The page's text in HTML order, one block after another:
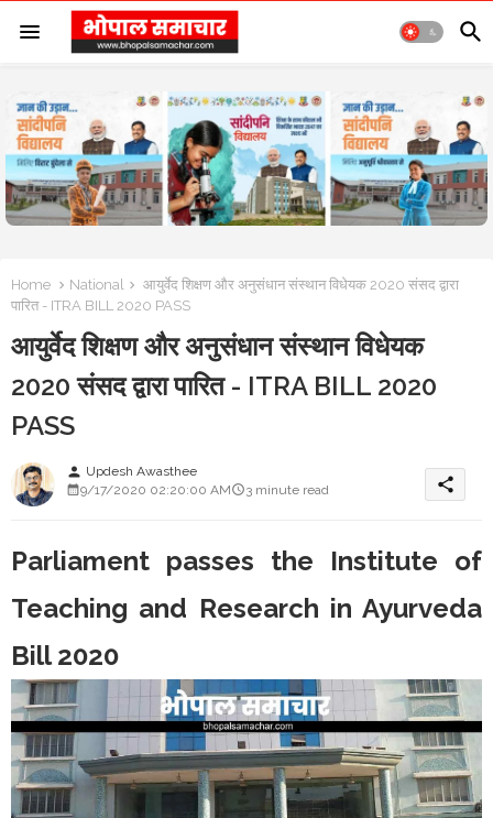
Home National
आयुर्वेद शिक्षण और अनुसंधान संस्थान विधेयक 2020 संसद द्वारा
पारित - ITRA BILL 2020 PASS
आयुर्वेद शिक्षण और अनुसंधान संस्थान विधेयक
2020 संसद द्वारा पारित - ITRA BILL 2020
PASS
person Updesh Awasthee
9/17/2020 02:20:00 AM
3 minute read share
Parliament passes the Institute of
Teaching and Research in Ayurveda
Bill 2020